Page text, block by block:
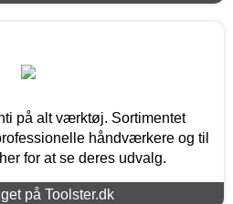
på alt værktøj. Sortimentet
håndværkere og til
for at se deres udvalg.
på Toolster.dk